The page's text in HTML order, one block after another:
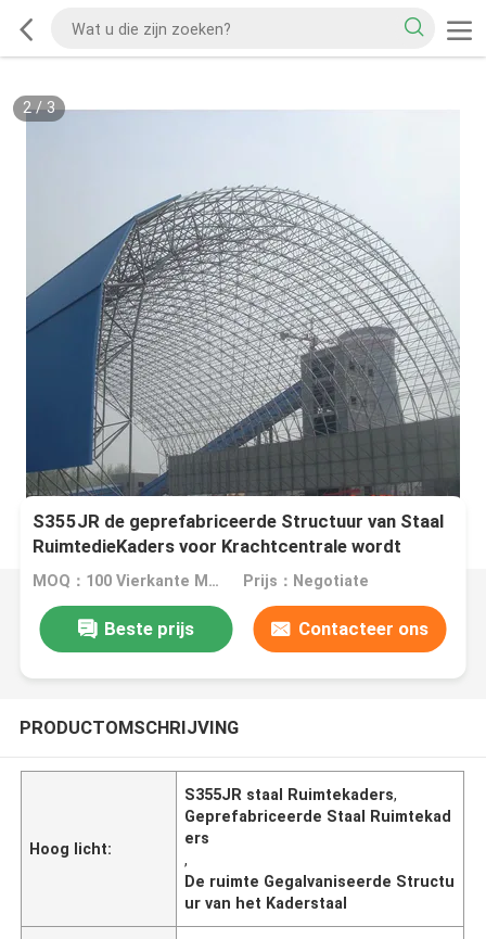
2/3
S355JR de geprefabriceerde Structuur van Staal
RuimtedieKaders voor Krachtcentrale wordt
gegalvaniseerd
MOQ：100 Vierkante Meters Prijs：Negotiate
Beste prijs Contacteer ons
PRODUCTOMSCHRIJVING
Hoog licht:
S355JR staal Ruimtekaders,
Geprefabriceerde Staal Ruimtekad
ers
,
De ruimte Gegalvaniseerde Structu
ur van het Kaderstaal